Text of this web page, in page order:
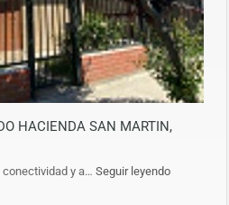
HACIENDA SAN MARTIN,
y a… Seguir leyendo